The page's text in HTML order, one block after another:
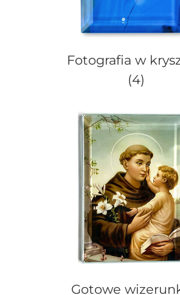
Fotografia w
(4)
Gotowe